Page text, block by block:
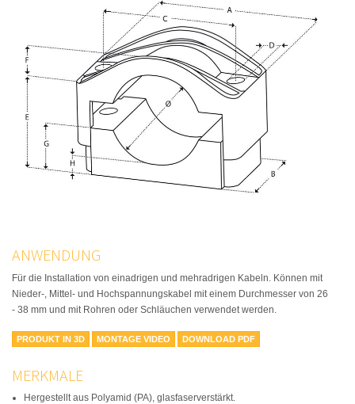
ANWENDUNG
Für die Installation von einadrigen und mehradrigen Kabeln. Können mit
Nieder-, Mittel- und Hochspannungskabel mit einem Durchmesser von 26
- 38 mm und mit Rohren oder Schläuchen verwendet werden.
PRODUKT IN 3D MONTAGE VIDEO DOWNLOAD PDF
MERKMALE
Hergestellt aus Polyamid (PA), glasfaserverstärkt.